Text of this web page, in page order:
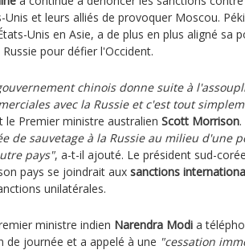
Unis et leurs alliés de provoquer Moscou.
Unis en Asie, a de plus en plus aligné sa
Russie pour défier l'Occident.
chinois donne suite à
avec la Russie et c'est tout
le Premier ministre australien Scott Morrison.
de sauvetage à la Russie au milieu d'une
pays", a-t-il ajouté. Le président sud-
pays se joindrait aux sanctions
unilatérales.
ministre indien Narendra Modi a
de journée et a appelé à une "cessation